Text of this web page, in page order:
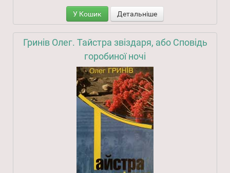
У Кошик Детальніше
Гринів Олег. Тайстра звіздаря, або Сповідь
горобиної ночі